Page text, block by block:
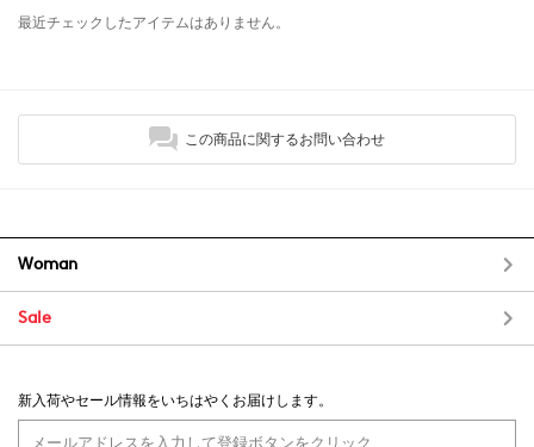
最近チェックしたアイテムはありません。
この商品に関するお問い合わせ
Woman
Sale
新入荷やセール情報をいちはやくお届けします。